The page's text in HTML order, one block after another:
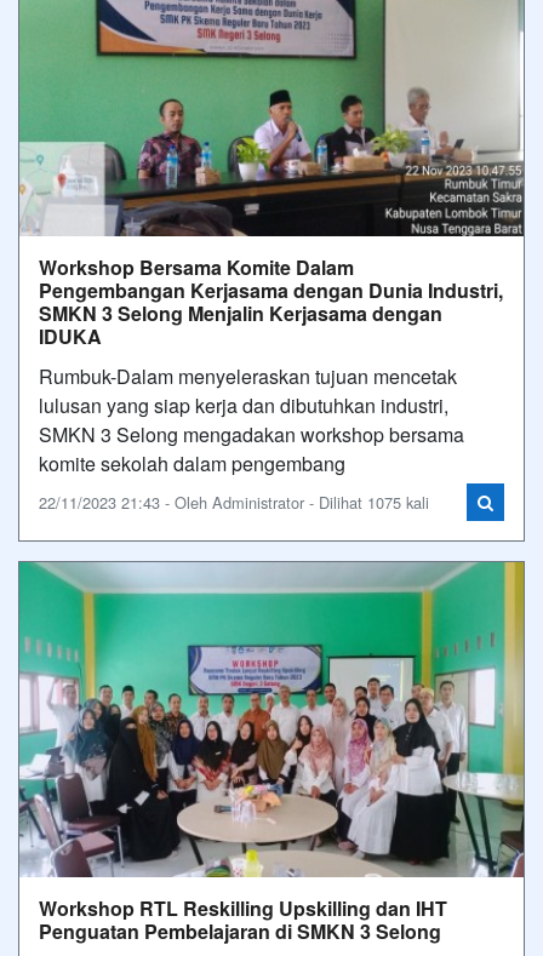
Workshop Bersama Komite Dalam
Pengembangan Kerjasama dengan Dunia Industri,
SMKN 3 Selong Menjalin Kerjasama dengan
IDUKA
Rumbuk-Dalam menyeleraskan tujuan mencetak
lulusan yang siap kerja dan dibutuhkan industri,
SMKN 3 Selong mengadakan workshop bersama
komite sekolah dalam pengembang
22/11/2023 21:43 - Oleh Administrator - Dilihat 1075 kali
Workshop RTL Reskilling Upskilling dan IHT
Penguatan Pembelajaran di SMKN 3 Selong